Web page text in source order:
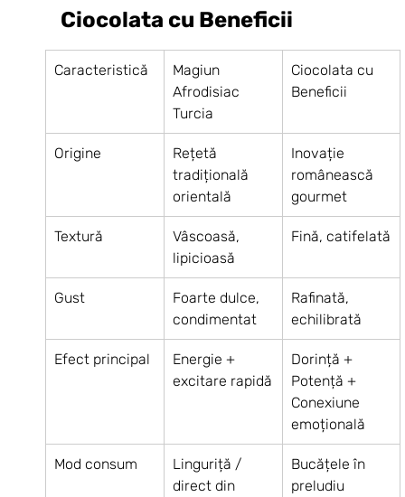
Ciocolata cu Beneficii
Caracteristică
Magiun
Afrodisiac
Turcia
Ciocolata cu
Beneficii
Origine
Rețetă
tradițională
orientală
Inovație
românească
gourmet
Textură
Vâscoasă,
lipicioasă
Fină, catifelată
Gust
Foarte dulce,
condimentat
Rafinată,
echilibrată
Efect principal
Energie +
excitare rapidă
Dorință +
Potență +
Conexiune
emoțională
Mod consum
Linguriță /
direct din
Bucățele în
preludiu